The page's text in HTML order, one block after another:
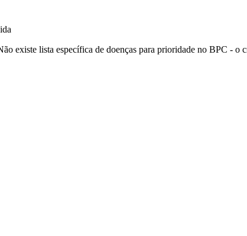
existe lista específica de doenças para prioridade no BPC - o